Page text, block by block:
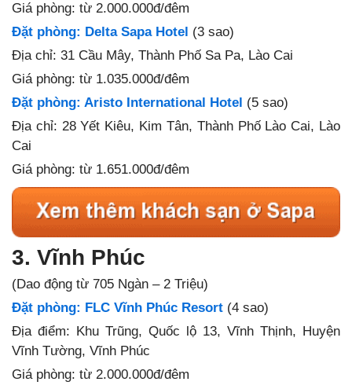
Giá phòng: từ 2.000.000đ/đêm
Đặt phòng: Delta Sapa Hotel (3 sao)
Địa chỉ: 31 Cầu Mây, Thành Phố Sa Pa, Lào Cai
Giá phòng: từ 1.035.000đ/đêm
Đặt phòng: Aristo International Hotel (5 sao)
Địa chỉ: 28 Yết Kiêu, Kim Tân, Thành Phố Lào Cai, Lào
Cai
Giá phòng: từ 1.651.000đ/đêm
3. Vĩnh Phúc
(Dao động từ 705 Ngàn – 2 Triệu)
Đặt phòng: FLC Vĩnh Phúc Resort (4 sao)
Địa điểm: Khu Trũng, Quốc lộ 13, Vĩnh Thịnh, Huyện
Vĩnh Tường, Vĩnh Phúc
Giá phòng: từ 2.000.000đ/đêm